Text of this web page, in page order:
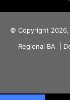
© Copyright 2026,
Regional BA |